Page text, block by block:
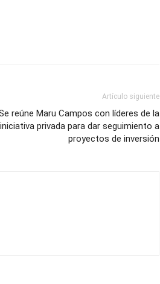
Artículo siguiente
reúne Maru Campos con líderes de la
iniciativa privada para dar seguimiento a
proyectos de inversión